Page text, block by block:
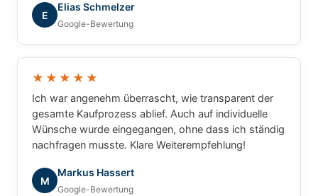
E
Elias Schmelzer
Google-Bewertung
★★★★★
Ich war angenehm überrascht, wie transparent der
gesamte Kaufprozess ablief. Auch auf individuelle
Wünsche wurde eingegangen, ohne dass ich ständig
nachfragen musste. Klare Weiterempfehlung!
M
Markus Hassert
Google-Bewertung